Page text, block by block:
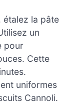
étalez la pâte
un
pour
Cette
uniformes
Cannoli.